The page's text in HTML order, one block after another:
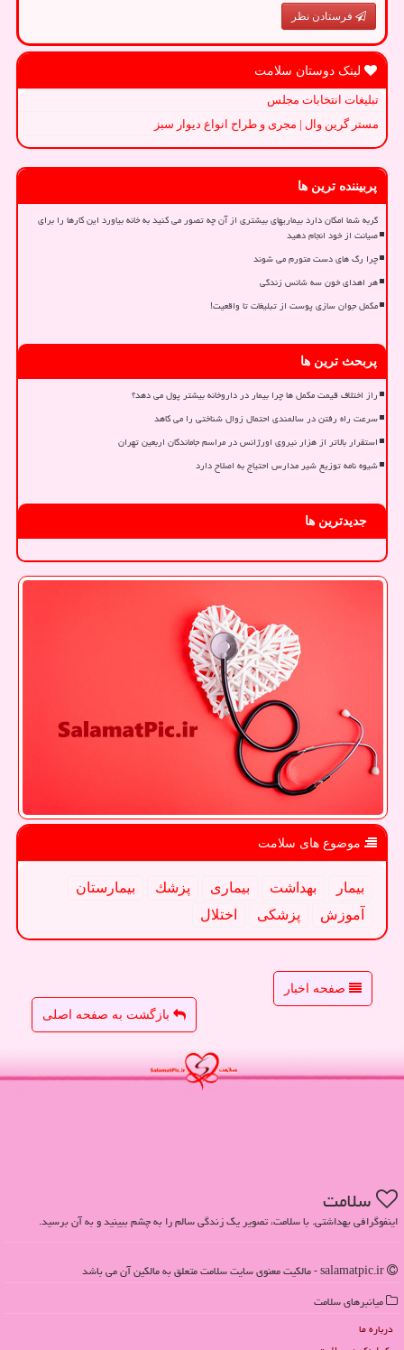
فرستادن نظر
لینک دوستان سلامت
تبلیغات انتخابات مجلس
مستر گرین وال | مجری و طراح انواع دیوار سبز
پربیننده ترین ها
گربه شما امکان دارد بیماریهای بیشتری از آن چه تصور می کنید به خانه بیاورد این کارها را برای
صیانت از خود انجام دهید
چرا رگ های دست متورم می شوند
هر اهدای خون سه شانس زندگی
مکمل جوان سازی پوست از تبلیغات تا واقعیت!
پربحث ترین ها
راز اختلاف قیمت مکمل ها چرا بیمار در داروخانه بیشتر پول می دهد؟
سرعت راه رفتن در سالمندی احتمال زوال شناختی را می کاهد
استقرار بالاتر از هزار نیروی اورژانس در مراسم جاماندگان اربعین تهران
شیوه نامه توزیع شیر مدارس احتیاج به اصلاح دارد
جدیدترین ها
موضوع های سلامت
بیمار بهداشت بیماری پزشك
بیمارستان
آموزش
پزشكی اختلال
صفحه اخبار
بازگشت به صفحه اصلی
سلامت
اینفوگرافی بهداشتی. با سلامت، تصویر یک زندگی سالم را به چشم ببینید و به آن برسید.
میانبرهای سلامت
درباره ما